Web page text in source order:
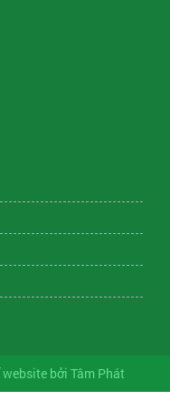
website bởi Tâm Phát